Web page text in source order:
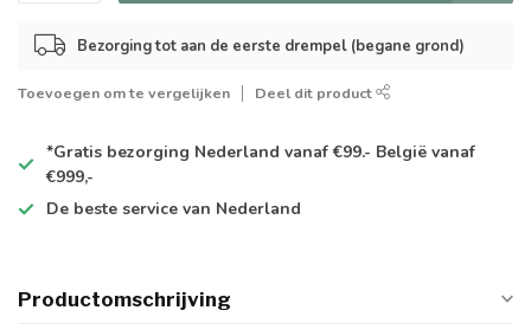
Bezorging tot aan de eerste drempel (begane grond)
Toevoegen om te vergelijken Deel dit product
*Gratis bezorging Nederland vanaf €99.- België vanaf
€999,-
De beste service van Nederland
Productomschrijving